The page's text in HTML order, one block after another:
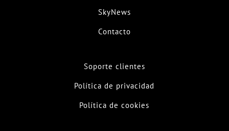
SkyNews
Contacto
Soporte clientes
Política de privacidad
Política de cookies